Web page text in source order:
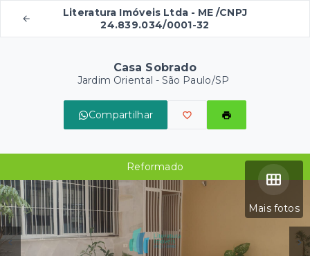
Literatura Imóveis Ltda - ME /CNPJ
24.839.034/0001-32
Casa Sobrado
Jardim Oriental - São Paulo/SP
Compartilhar
Mais fotos
Reformado